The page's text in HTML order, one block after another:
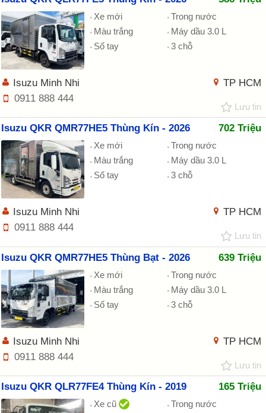
Xe mới
Trong nước
Màu trắng
Máy dầu 3.0 L
Số tay
3 chỗ
TP HCM
Isuzu Minh Nhi
0911 888 444
Lưu tin
Isuzu QKR QMR77HE5 Thùng Kín - 2026 702 Triệu
Xe mới
Trong nước
Màu trắng
Máy dầu 3.0 L
Số tay
3 chỗ
TP HCM
Isuzu Minh Nhi
0911 888 444
Lưu tin
Isuzu QKR QMR77HE5 Thùng Bạt - 2026 639 Triệu
Xe mới
Trong nước
Màu trắng
Máy dầu 3.0 L
Số tay
3 chỗ
TP HCM
Isuzu Minh Nhi
0911 888 444
Lưu tin
Isuzu QKR QLR77FE4 Thùng Kín - 2019 165 Triệu
Xe cũ
Trong nước